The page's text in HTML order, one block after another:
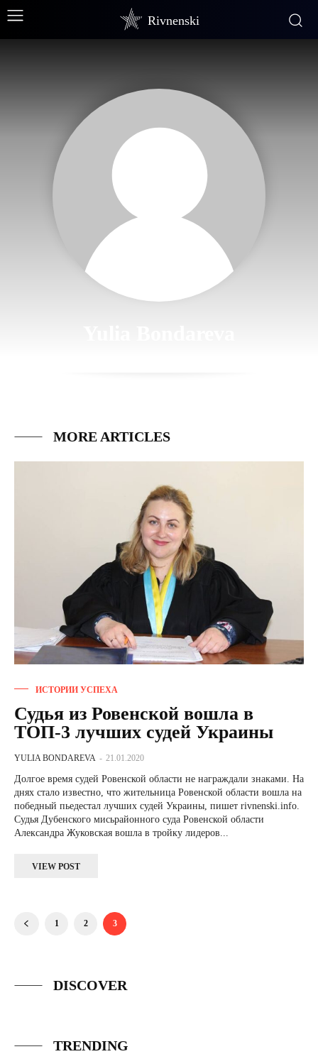
Rivnenski
MORE ARTICLES
ИСТОРИИ УСПЕХА
Судья из Ровенской вошла в
ТОП-3 лучших судей Украины
YULIA BONDAREVA - 21.01.2020
Долгое время судей Ровенской области не награждали знаками. На
днях стало известно, что жительница Ровенской области вошла на
победный пьедестал лучших судей Украины, пишет rivnenski.info.
Судья Дубенского мисьрайонного суда Ровенской области
Александра Жуковская вошла в тройку лидеров...
VIEW POST
1 2 3
DISCOVER
TRENDING